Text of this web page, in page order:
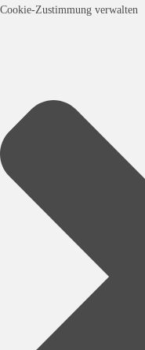
Cookie-Zustimmung verwalten